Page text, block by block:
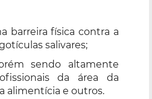
barreira física contra a
salivares;
sendo altamente
da área da
alimentícia e outros.